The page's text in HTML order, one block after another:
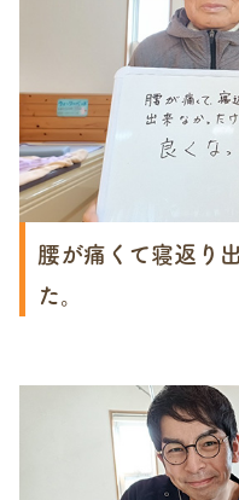
腰が痛くて寝返り
た。